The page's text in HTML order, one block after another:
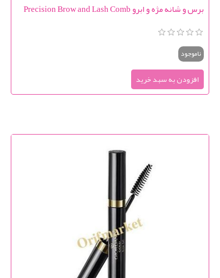
برس و شانه مژه و ابرو Precision Brow and Lash Comb
ناموجود